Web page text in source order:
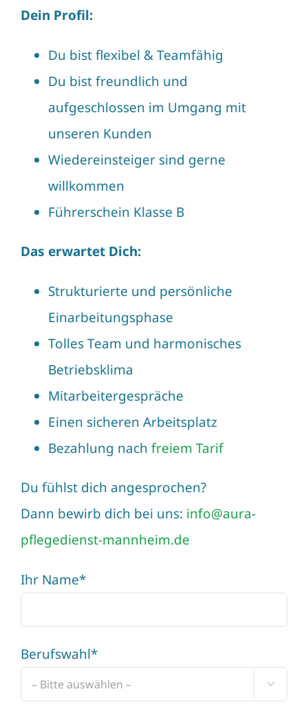
Dein Profil:
Du bist flexibel & Teamfähig
Du bist freundlich und
aufgeschlossen im Umgang mit
unseren Kunden
Wiedereinsteiger sind gerne
willkommen
Führerschein Klasse B
Das erwartet Dich:
Strukturierte und persönliche
Einarbeitungsphase
Tolles Team und harmonisches
Betriebsklima
Mitarbeitergespräche
Einen sicheren Arbeitsplatz
Bezahlung nach freiem Tarif
Du fühlst dich angesprochen?
Dann bewirb dich bei uns: info@aura-
pflegedienst-mannheim.de
Ihr Name*
Berufswahl*
